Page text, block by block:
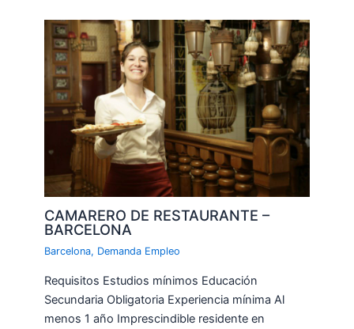
CAMARERO DE RESTAURANTE –
BARCELONA
Barcelona, Demanda Empleo
Requisitos Estudios mínimos Educación
Secundaria Obligatoria Experiencia mínima Al
menos 1 año Imprescindible residente en